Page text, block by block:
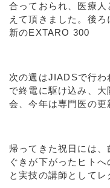
合っておられ、医療
えて頂きました。後
新のEXTARO 300
次の週はJIADSで行
で終電に駆け込み、
会、今年は専門医の更
帰ってきた祝日には
ぐきが下がったヒト
と実技の講師としてレ